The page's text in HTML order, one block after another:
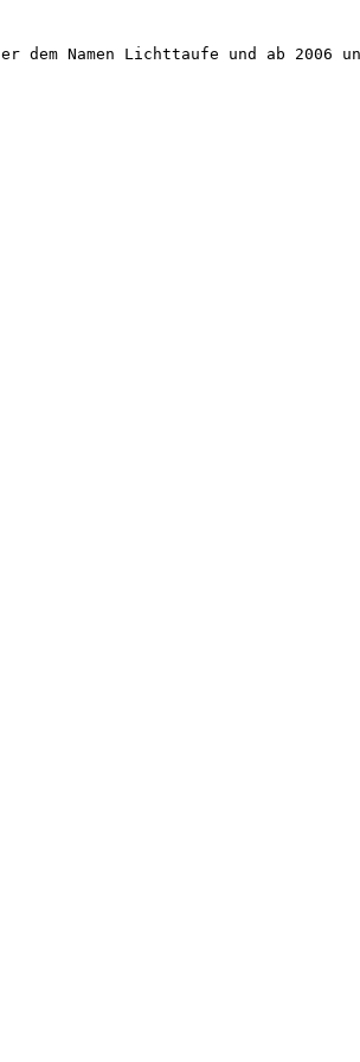
dem Namen Lichttaufe und ab